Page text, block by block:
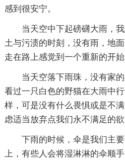
感到很安宁。
当天空中下起磅礴大雨，
土与污渍的时刻，没有雨，地
走在路上感觉到一个重新的开始
当天空落下雨珠，没有家
看过一只白色的野猫在大雨中
样，可是没有什么畏惧或是不
虑适当放弃点我们永不满足的
下雨的时候，伞是我们主
上，有些人会将湿淋淋的伞顺